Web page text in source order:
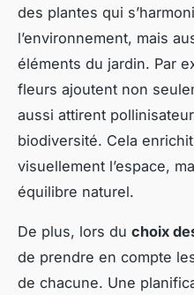
des plantes qui
l’environnement, mais
éléments du jardin. Par
fleurs ajoutent non
aussi attirent
biodiversité. Cela
visuellement l’espace,
équilibre naturel.
De plus, lors du choix
de prendre en compte
de chacune. Une